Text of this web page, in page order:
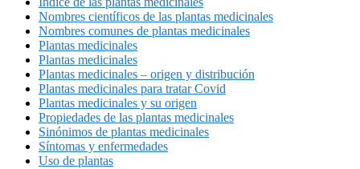
Nombres científicos de las plantas medicinales
Nombres comunes de plantas medicinales
Plantas medicinales
Plantas medicinales
Plantas medicinales – origen y distribución
Plantas medicinales para tratar Covid
Plantas medicinales y su origen
Propiedades de las plantas medicinales
Sinónimos de plantas medicinales
Síntomas y enfermedades
Uso de plantas